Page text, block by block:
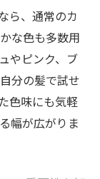
ら、通常のカ
な色も多数用
やピンク、ブ
分の髪で試せ
色味にも気軽
幅が広がりま